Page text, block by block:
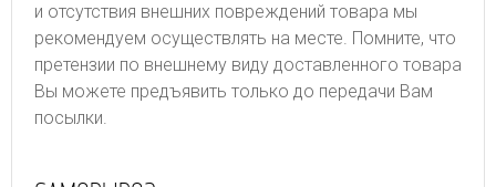
и отсутствия внешних повреждений товара мы
рекомендуем осуществлять на месте. Помните, что
претензии по внешнему виду доставленного товара
Вы можете предъявить только до передачи Вам
посылки.